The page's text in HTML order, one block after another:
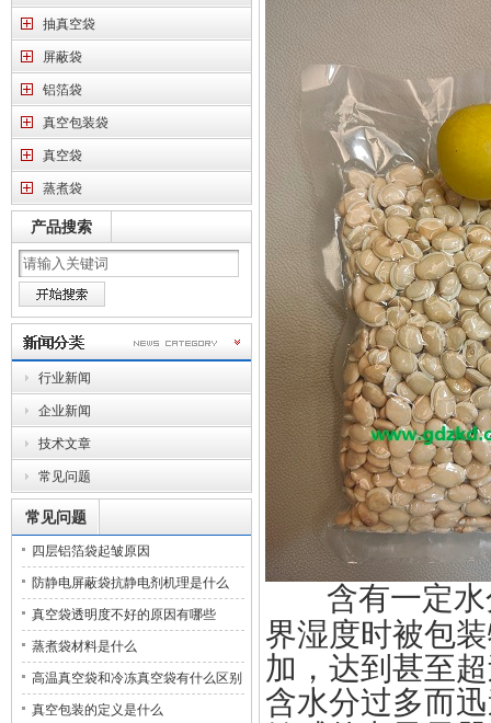
抽真空袋
屏蔽袋
铝箔袋
真空包装袋
真空袋
蒸煮袋
产品搜索
行业新闻
企业新闻
技术文章
常见问题
常见问题
四层铝箔袋起皱原因
防静电屏蔽袋抗静电剂机理是什么
真空袋透明度不好的原因有哪些
蒸煮袋材料是什么
高温真空袋和冷冻真空袋有什么区别
真空包装的定义是什么
含有一定
界湿度时被包
加，达到甚至
含水分过多而